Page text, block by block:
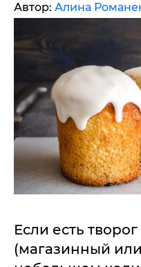
Автор: Алина
Если есть
(магазинный